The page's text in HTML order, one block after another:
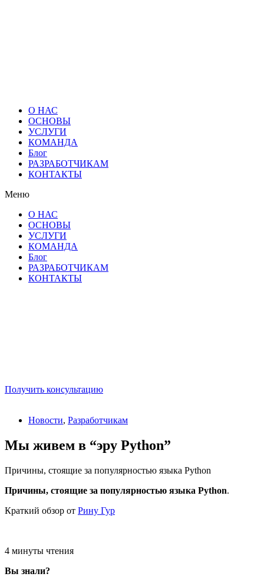
О НАС
ОСНОВЫ
УСЛУГИ
КОМАНДА
Блог
РАЗРАБОТЧИКАМ
КОНТАКТЫ
Меню
О НАС
ОСНОВЫ
УСЛУГИ
КОМАНДА
Блог
РАЗРАБОТЧИКАМ
КОНТАКТЫ
Получить консультацию
Новости, Разработчикам
Мы живем в “эру Python”
Причины, стоящие за популярностью языка Python
Причины, стоящие за популярностью языка Python.
Краткий обзор от Рину Гур
4 минуты чтения
Вы знали?